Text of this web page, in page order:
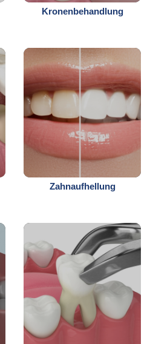
Kronenbehandlung
Zahnaufhellung